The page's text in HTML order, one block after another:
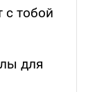
с тобой
для